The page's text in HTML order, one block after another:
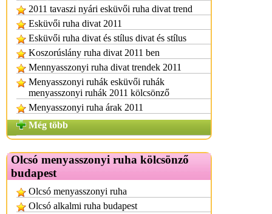
2011 tavaszi nyári esküvői ruha divat trend
Esküvői ruha divat 2011
Esküvői ruha divat és stílus divat és stílus
Koszorúslány ruha divat 2011 ben
Mennyasszonyi ruha divat trendek 2011
Menyasszonyi ruhák esküvői ruhák
menyasszonyi ruhák 2011 kölcsönző
Menyasszonyi ruha árak 2011
Még több
Olcsó menyasszonyi ruha kölcsönző
budapest
Olcsó menyasszonyi ruha
Olcsó alkalmi ruha budapest